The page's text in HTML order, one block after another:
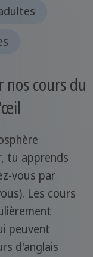
cours du
tu apprends
vous par
Les cours
peuvent
d'anglais